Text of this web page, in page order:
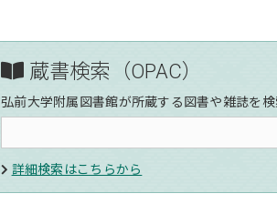
蔵書検索（OPAC）
弘前大学附属図書館が所蔵する図書や雑誌を検
詳細検索はこちらから